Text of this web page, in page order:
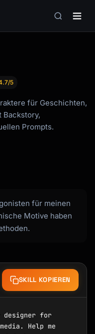
/5
für Geschichten,
Backstory,
Prompts.
für meinen
Motive haben
SKILL KOPIEREN
designer for
Help me